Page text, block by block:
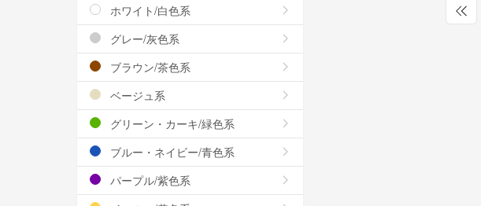
ホワイト/白色系
グレー/灰色系
ブラウン/茶色系
ベージュ系
グリーン・カーキ/緑色系
ブルー・ネイビー/青色系
パープル/紫色系